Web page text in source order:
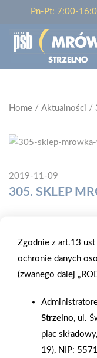
Pn-Pt: 7:00-
Home / Aktualności /
2019-11-09
305. SKLEP
sklepu PSB Mrówka,
Wielobranżowa
tysięczną gminą
budowlanego,
uzyskano
wiosnę zostanie
mkw. W sklepie
Zgodnie z art.13
ochronie danych
(zwanego dalej
Strzelno, ul.
plac
19), NIP: